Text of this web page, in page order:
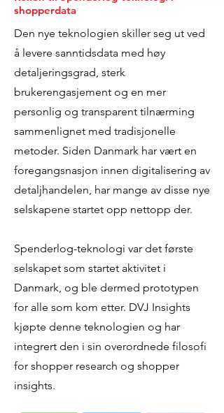
shopperdata
Den nye teknologien skiller seg ut ved
å levere sanntidsdata med høy
detaljeringsgrad, sterk
brukerengasjement og en mer
personlig og transparent tilnærming
sammenlignet med tradisjonelle
metoder. Siden Danmark har vært en
foregangsnasjon innen digitalisering av
detaljhandelen, har mange av disse nye
selskapene startet opp nettopp der.
Spenderlog-teknologi var det første
selskapet som startet aktivitet i
Danmark, og ble dermed prototypen
for alle som kom etter. DVJ Insights
kjøpte denne teknologien og har
integrert den i sin overordnede filosofi
for shopper research og shopper
insights.